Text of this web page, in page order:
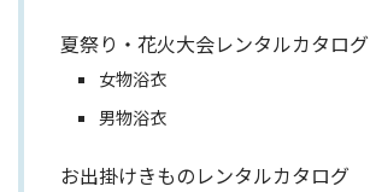
夏祭り・花火大会レンタルカタログ
女物浴衣
男物浴衣
お出掛けきものレンタルカタログ